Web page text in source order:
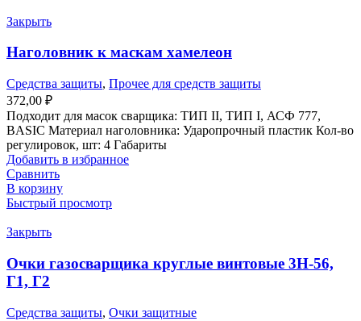
Закрыть
Наголовник к маскам хамелеон
Средства защиты, Прочее для средств защиты
372,00 ₽
Подходит для масок сварщика: ТИП II, ТИП I, АСФ 777,
BASIC Материал наголовника: Ударопрочный пластик Кол-во
регулировок, шт: 4 Габариты
Добавить в избранное
Сравнить
В корзину
Быстрый просмотр
Закрыть
Очки газосварщика круглые винтовые 3Н-56,
Г1, Г2
Средства защиты, Очки защитные